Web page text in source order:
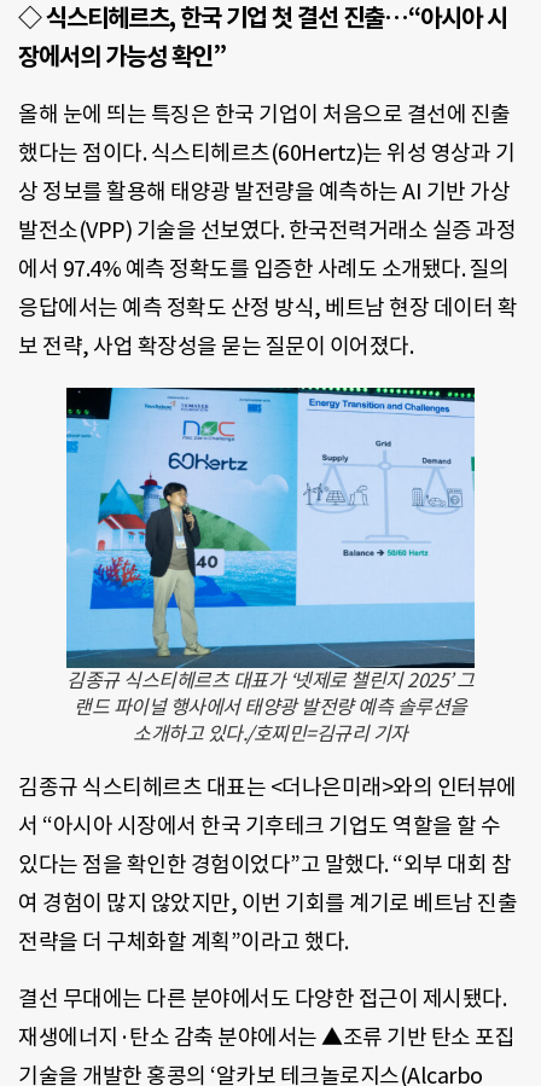
◇식스티헤르츠, 한국 기업 첫 결선 진출…“아시아 시
장에서의 가능성 확인”
올해 눈에 띄는 특징은 한국 기업이 처음으로 결선에 진출
했다는 점이다. 식스티헤르츠(60Hertz)는 위성 영상과 기
상 정보를 활용해 태양광 발전량을 예측하는 AI 기반 가상
발전소(VPP) 기술을 선보였다. 한국전력거래소 실증 과정
에서 97.4% 예측 정확도를 입증한 사례도 소개됐다. 질의
응답에서는 예측 정확도 산정 방식, 베트남 현장 데이터 확
보 전략, 사업 확장성을 묻는 질문이 이어졌다.
김종규 식스티헤르츠 대표가 ‘넷제로 챌린지 2025’ 그
랜드 파이널 행사에서 태양광 발전량 예측 솔루션을
소개하고 있다./호찌민=김규리 기자
김종규 식스티헤르츠 대표는 <더나은미래>와의 인터뷰에
서 “아시아 시장에서 한국 기후테크 기업도 역할을 할 수
있다는 점을 확인한 경험이었다”고 말했다. “외부 대회 참
여 경험이 많지 않았지만, 이번 기회를 계기로 베트남 진출
전략을 더 구체화할 계획”이라고 했다.
결선 무대에는 다른 분야에서도 다양한 접근이 제시됐다.
재생에너지·탄소 감축 분야에서는 ▲조류 기반 탄소 포집
기술을 개발한 홍콩의 ‘알카보 테크놀로지스(Alcarbo